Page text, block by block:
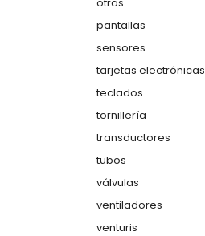
pantallas
sensores
tarjetas electrónicas
teclados
tornillería
transductores
tubos
válvulas
ventiladores
venturis